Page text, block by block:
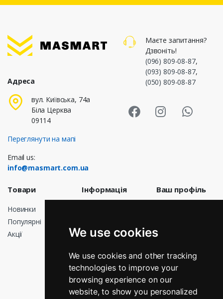
We use cookies
We use cookies and other tracking
technologies to improve your
browsing experience on our
website, to show you personalized
Адреса
вул. Київська, 74а
Біла Церква
09114
Переглянути на мапі
Email us:
info@masmart.com.ua
Маєте запитання?
Дзвоніть!
(096) 809-08-87,
(093) 809-08-87,
(050) 809-08-87
Товари
Новинки
Популярні
Акції
Інформація
публічної
Про нас
Оплата
Повернення і
обмін
Ваш профіль
Кредитні
Адреси
Мої сповіщення